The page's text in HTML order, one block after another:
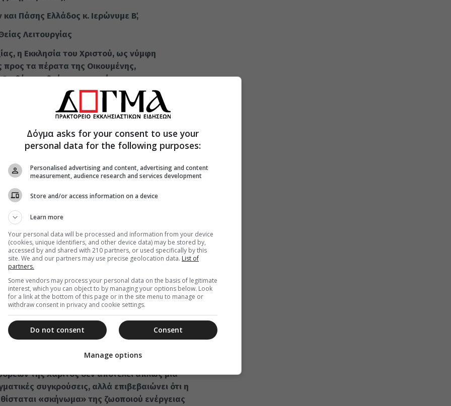
Πάσης Ελλάδος κ. Ιερώνυμε Β΄,
Λειτουργίας
η Εκκλησία του Χριστού, ως νύμφη
τα πέρατα της Οικουμένης,
αθέατος θεάται, ο απερίγραπτος
εν εικόνι γράφεται.
αλλ’ εις τον Θεόν τον ενανθρωπήσαντα,
ημών θεώσαντα. Τούτου την εικόνα
του Πρωτοτύπου εισδεχόμεθα. Η συμβολή της
μεγαλειώδης «σφραγίδα» τούτου του
τη γνησιότητα της πίστεως και να
ως απαρχή της σωτηρίας του
Κυριακή των Νηστειών ως ημέρα εορτασμού
ηχεί δυνατό· ο ιερός αγώνας της
από μόνος του, αν δεν εδραιωθεί στην
χάρη της Αληθείας. Πλείστα άλλα
σκληρότατες νηστείες ή αυτοπειθαρχίες,
καθιστά μάταιη τη διεργασία τους,
όμως, ως φύλακας της μιας και μόνης
αλλά μάς καλεί να ατενίσουμε το
και να εισέλθουμε σε κοινωνία σωτηρίας
που ζούμε και τιμούμε στην Αγία αυτή
λατρευτική βεβαιότητα· «Αύτη η πίστις των
αύτη η πιστις των Ορθοδόξων, αύτη η
της Χάριτος δεν αποτελεί απλώς μια
συγκρούσεις, αλλά επιβεβαιώνει ότι η
«σκήνωμα» της ζωοποιού ενέργειας
Δόγμα asks for your consent to use your
personal data for the following purposes:
Personalised advertising and content, advertising and content
measurement, audience research and services development
Store and/or access information on a device
Learn more
Your personal data will be processed and information from your device
(cookies, unique identifiers, and other device data) may be stored by,
accessed by and shared with 210 partners, or used specifically by this
site. We and our partners may use precise geolocation data. List of
partners.
Some vendors may process your personal data on the basis of legitimate
interest, which you can object to by managing your options below. Look
for a link at the bottom of this page or in the site menu to manage or
withdraw consent in privacy and cookie settings.
Consent
Do not consent
Manage options